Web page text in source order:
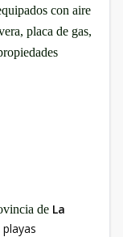
con aire
placa de gas,
de La